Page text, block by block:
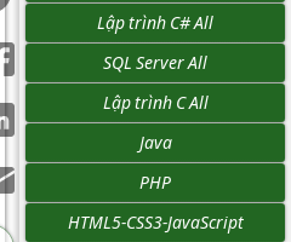
Lập trình C# All
SQL Server All
Lập trình C All
Java
PHP
HTML5-CSS3-JavaScript